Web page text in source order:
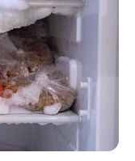
in der Oberlausitz
und Bad Muskau
Parksowie
Kromlau mit
die längste in